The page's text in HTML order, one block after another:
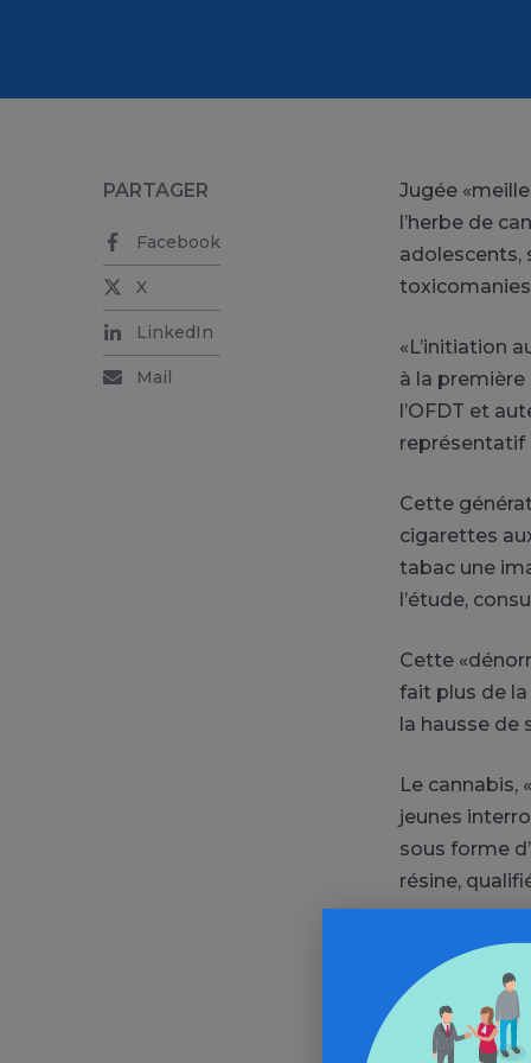
Jugée
l’herbe de
adolescents,
«L’initiation
à la première
l’OFDT et
représentatif
Cette
cigarettes
tabac une
l’étude,
Cette
fait plus de la
la hausse de
Le cannabis,
jeunes
sous forme
résine,
PARTAGER
Facebook
X
LinkedIn
Mail